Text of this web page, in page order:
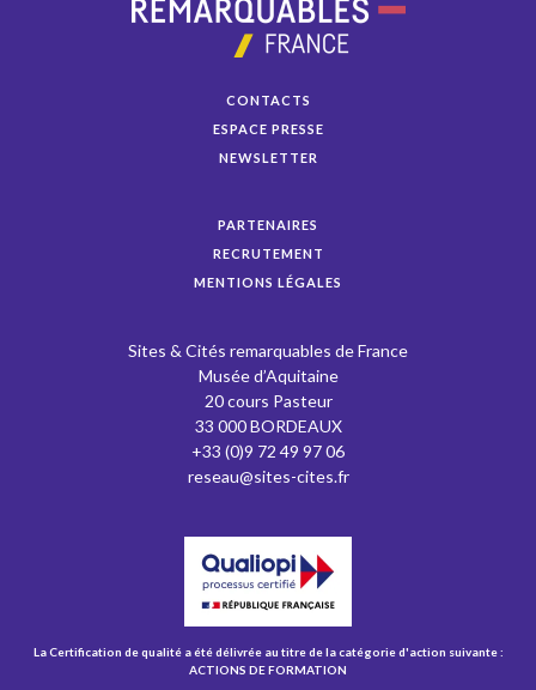
CONTACTS
ESPACE PRESSE
NEWSLETTER
PARTENAIRES
RECRUTEMENT
MENTIONS LÉGALES
Sites & Cités remarquables de France
Musée d’Aquitaine
20 cours Pasteur
33 000 BORDEAUX
+33 (0)9 72 49 97 06
reseau@sites-cites.fr
La Certification de qualité a été délivrée au titre de la catégorie d'action suivante :
ACTIONS DE FORMATION